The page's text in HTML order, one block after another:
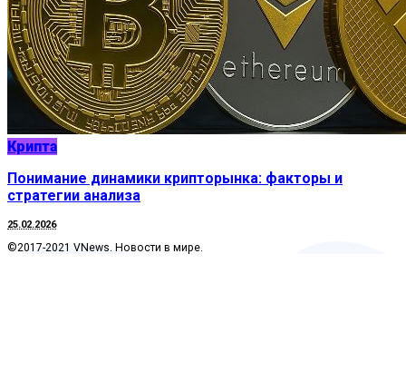
Крипта
Понимание динамики крипторынка: факторы и
стратегии анализа
25.02.2026
©2017-2021 VNews. Новости в мире.